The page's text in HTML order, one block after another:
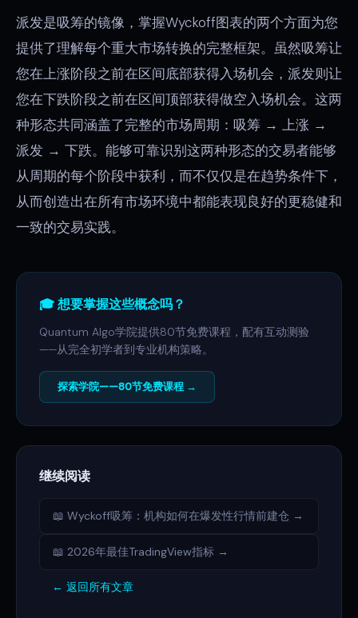
派发是吸筹的镜像，掌握Wyckoff图表的两个方面为您
提供了理解每个重大市场转换的完整框架。虽然吸筹让
您在上涨阶段之前在区间底部获得入场机会，派发则让
您在下跌阶段之前在区间顶部获得做空入场机会。这两
种形态共同涵盖了完整的市场周期：吸筹 → 上涨 →
派发 → 下跌。能够可靠识别这两种形态的交易者能够
从周期的每个阶段中获利，而不仅仅是在趋势条件下，
从而创造出在所有市场环境中都能表现良好的更稳健和
一致的交易实践。
🎓 想要掌握这些概念吗？
Quantum Algo学院提供80节免费课程，配有互动测验
——从完全初学者到专业机构策略。
探索学院——80节免费课程 →
继续阅读
📖 Wyckoff吸筹：机构如何在爆发性行情前建仓 →
📖 2026年最佳TradingView指标 →
← 返回所有文章